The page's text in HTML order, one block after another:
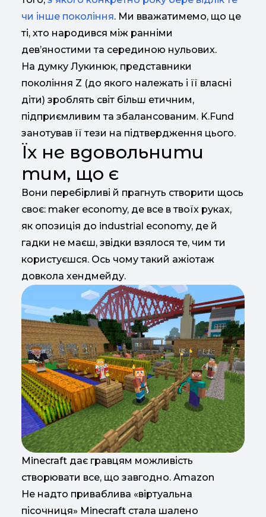
чи інше покоління. Ми вважатимемо, що це
ті, хто народився між ранніми
дев’яностими та серединою нульових.
На думку Лукинюк, представники
покоління Z (до якого належать і її власні
діти) зроблять світ більш етичним,
підприємливим та збалансованим. K.Fund
занотував її тези на підтвердження цього.
Їх не вдовольнити
тим, що є
Вони перебірливі й прагнуть створити щось
своє: maker economy, де все в твоїх руках,
як опозиція до industrial economy, де й
гадки не маєш, звідки взялося те, чим ти
користуєшся. Ось чому такий ажіотаж
довкола хендмейду.
Minecraft дає гравцям можливість
створювати все, що завгодно. Amazon
Не надто приваблива «віртуальна
пісочниця» Minecraft стала шалено